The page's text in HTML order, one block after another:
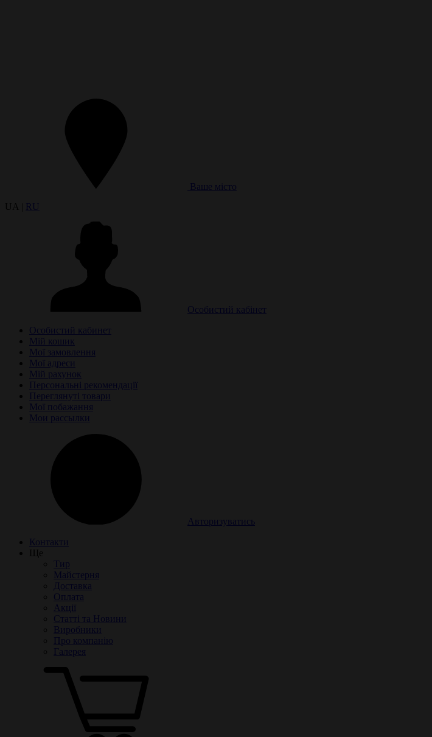
Ваше місто
UA |
RU
Особистий кабінет
Особистий кабинет
Мій кошик
Мої замовлення
Мої адреси
Мій рахунок
Персональні рекомендації
Переглянуті товари
Мої побажання
Мои рассылки
Авторизуватись
Контакти
Ще
Тир
Майстерня
Доставка
Оплата
Акції
Статті та Новини
Виробники
Про компанію
Галерея